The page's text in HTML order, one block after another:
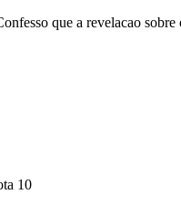
que a revelacao
10